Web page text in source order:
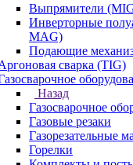
Выпрямители
Инверторные
MAG)
Подающие
сварка (TIG)
Назад
Газосварочное
Газовые резаки
Газорезательные
Горелки